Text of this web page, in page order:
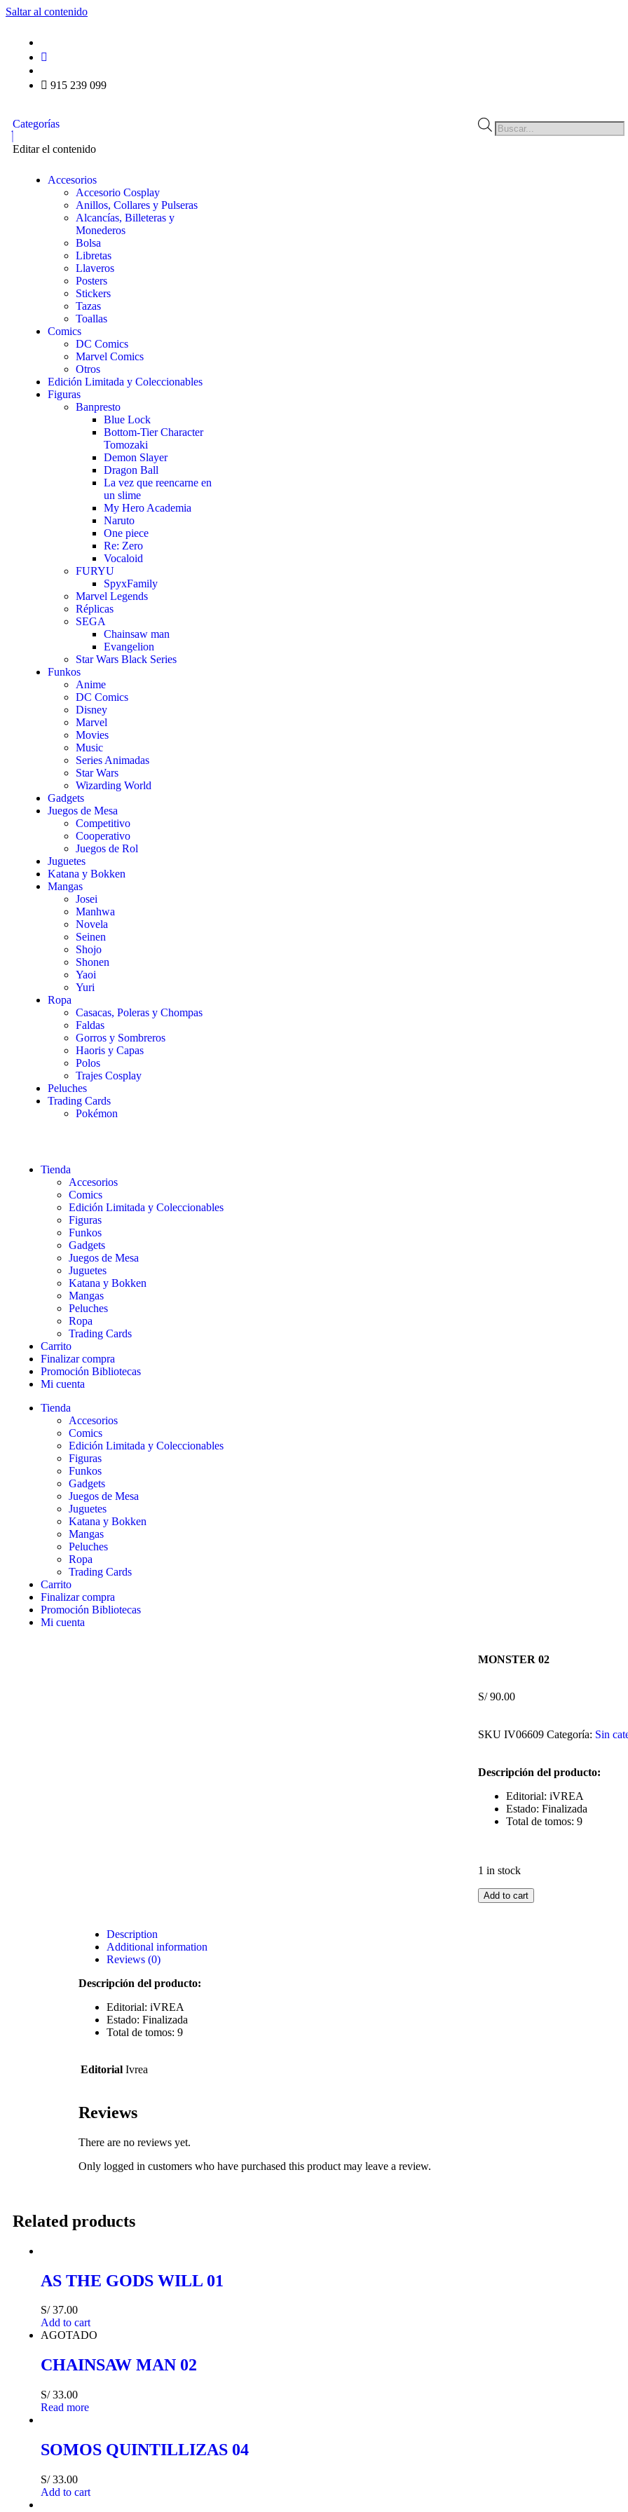
Saltar al contenido
915 239 099
Categorías
Editar el contenido
Accesorios
Accesorio Cosplay
Anillos, Collares y Pulseras
Alcancías, Billeteras y
Monederos
Bolsa
Libretas
Llaveros
Posters
Stickers
Tazas
Toallas
Comics
DC Comics
Marvel Comics
Otros
Edición Limitada y Coleccionables
Figuras
Banpresto
Blue Lock
Bottom-Tier Character
Tomozaki
Demon Slayer
Dragon Ball
La vez que reencarne en
un slime
My Hero Academia
Naruto
One piece
Re: Zero
Vocaloid
FURYU
SpyxFamily
Marvel Legends
Réplicas
SEGA
Chainsaw man
Evangelion
Star Wars Black Series
Funkos
Anime
DC Comics
Disney
Marvel
Movies
Music
Series Animadas
Star Wars
Wizarding World
Gadgets
Juegos de Mesa
Competitivo
Cooperativo
Juegos de Rol
Juguetes
Katana y Bokken
Mangas
Josei
Manhwa
Novela
Seinen
Shojo
Shonen
Yaoi
Yuri
Ropa
Casacas, Poleras y Chompas
Faldas
Gorros y Sombreros
Haoris y Capas
Polos
Trajes Cosplay
Peluches
Trading Cards
Pokémon
Tienda
Accesorios
Comics
Edición Limitada y Coleccionables
Figuras
Funkos
Gadgets
Juegos de Mesa
Juguetes
Katana y Bokken
Mangas
Peluches
Ropa
Trading Cards
Carrito
Finalizar compra
Promoción Bibliotecas
Mi cuenta
Tienda
Accesorios
Comics
Edición Limitada y Coleccionables
Figuras
Funkos
Gadgets
Juegos de Mesa
Juguetes
Katana y Bokken
Mangas
Peluches
Ropa
Trading Cards
Carrito
Finalizar compra
Promoción Bibliotecas
Mi cuenta
MONSTER 02
S/90.00
SKU IV06609 Categoría: Sin
Descripción del producto:
Editorial: iVREA
Estado: Finalizada
Total de tomos: 9
1 in stock
Add to cart
Description
Additional information
Reviews (0)
Descripción del producto:
Editorial: iVREA
Estado: Finalizada
Total de tomos: 9
Editorial Ivrea
Reviews
There are no reviews yet.
Only logged in customers who have purchased this product may leave a review.
Related products
AS THE GODS WILL 01
S/37.00
Add to cart
AGOTADO
CHAINSAW MAN 02
S/33.00
Read more
SOMOS QUINTILLIZAS 04
S/33.00
Add to cart